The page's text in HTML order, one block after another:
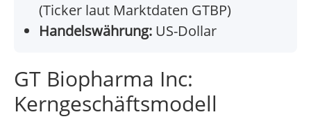
(Ticker laut Marktdaten GTBP)
Handelswährung: US-Dollar
GT Biopharma Inc:
Kerngeschäftsmodell